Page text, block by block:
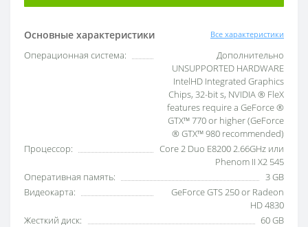
Основные характеристики Все характеристики
Операционная система:
Дополнительно
UNSUPPORTED HARDWARE
IntelHD Integrated Graphics
Chips, 32-bit s, NVIDIA ® FleX
features require a GeForce ®
GTX™ 770 or higher (GeForce
® GTX™ 980 recommended)
Процессор:
Core 2 Duo E8200 2.66GHz или
Phenom II X2 545
Оперативная память:
3 GB
Видеокарта:
GeForce GTS 250 or Radeon
HD 4830
Жесткий диск:
60 GB